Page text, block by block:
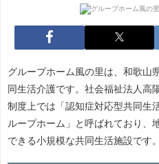
グループホーム風の里は、和歌山
同生活介護です。社会福祉法人高
制度上では「認知症対応型共同生
ループホーム」と呼ばれており、
できる小規模な共同生活施設です。